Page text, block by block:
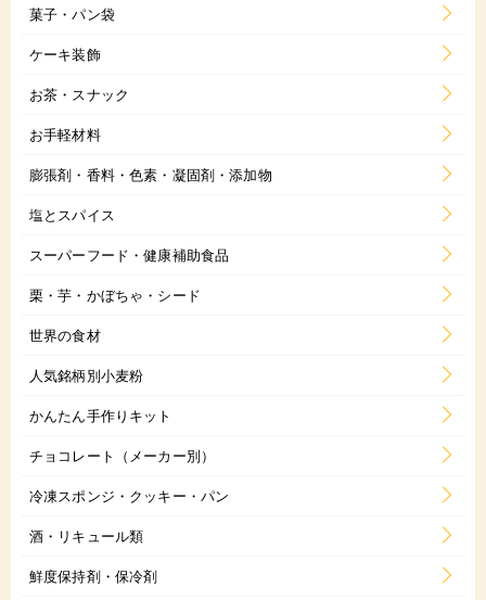
菓子・パン袋
ケーキ装飾
お茶・スナック
お手軽材料
膨張剤・香料・色素・凝固剤・添加物
塩とスパイス
スーパーフード・健康補助食品
栗・芋・かぼちゃ・シード
世界の食材
人気銘柄別小麦粉
かんたん手作りキット
チョコレート（メーカー別）
冷凍スポンジ・クッキー・パン
酒・リキュール類
鮮度保持剤・保冷剤